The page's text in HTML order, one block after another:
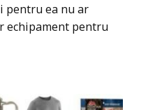
pentru ea nu ar
echipament pentru